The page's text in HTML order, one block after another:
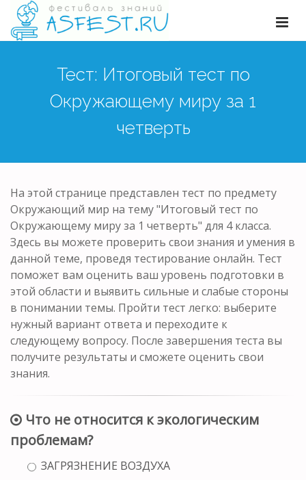
Тест: Итоговый тест по
Окружающему миру за 1
четверть
На этой странице представлен тест по предмету
Окружающий мир на тему "Итоговый тест по
Окружающему миру за 1 четверть" для 4 класса.
Здесь вы можете проверить свои знания и умения в
данной теме, проведя тестирование онлайн. Тест
поможет вам оценить ваш уровень подготовки в
этой области и выявить сильные и слабые стороны
в понимании темы. Пройти тест легко: выберите
нужный вариант ответа и переходите к
следующему вопросу. После завершения теста вы
получите результаты и сможете оценить свои
знания.
Что не относится к экологическим
проблемам?
ЗАГРЯЗНЕНИЕ ВОЗДУХА